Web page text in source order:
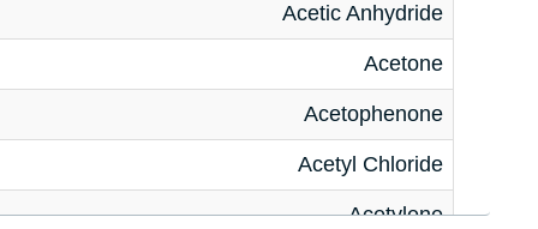
Acetic Anhydride
Acetone
Acetophenone
Acetyl Chloride
Acetylene